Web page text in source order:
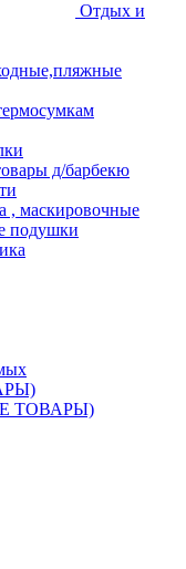
Отдых и
д/барбекю
, маскировочные
подушки
ТОВАРЫ)